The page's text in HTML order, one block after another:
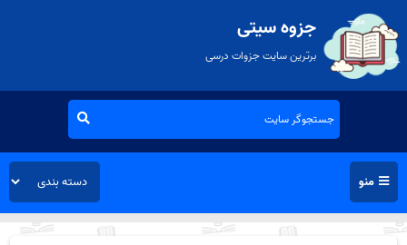
جزوه سیتی
برترین سایت جزوات درسی
منو